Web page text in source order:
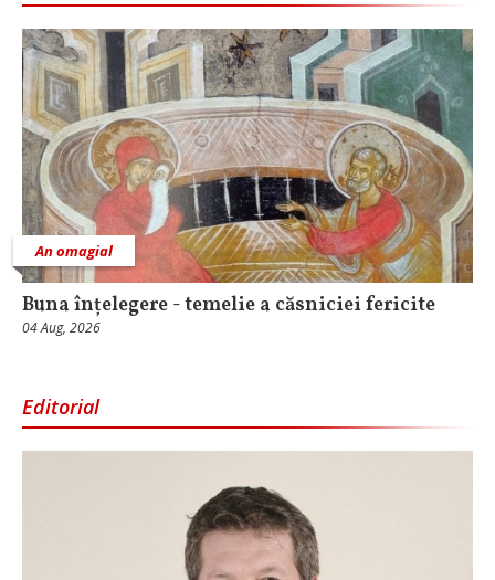
An omagial
Buna înțelegere - temelie a căsniciei fericite
04 Aug, 2026
Editorial